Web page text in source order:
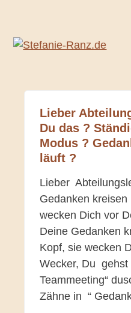
content
Lieber
Du das ?
Modus ?
läuft ?
Lieber
Gedanken
wecken Dich vor
Deine Gedanken
Kopf, sie wecken
Wecker, Du gehst
Teammeeting“
Zähne in “